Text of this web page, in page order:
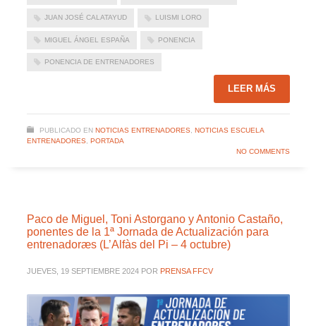
JUAN JOSÉ CALATAYUD LUISMI LORO
MIGUEL ÁNGEL ESPAÑA PONENCIA
PONENCIA DE ENTRENADORES
LEER MÁS
PUBLICADO EN NOTICIAS ENTRENADORES, NOTICIAS ESCUELA
ENTRENADORES, PORTADA
NO COMMENTS
Paco de Miguel, Toni Astorgano y Antonio Castaño,
ponentes de la 1ª Jornada de Actualización para
entrenadoræs (L’Alfàs del Pi – 4 octubre)
JUEVES, 19 SEPTIEMBRE 2024 POR PRENSA FFCV